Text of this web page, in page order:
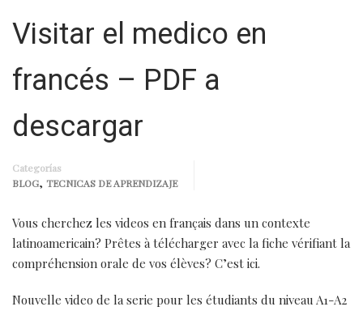
Visitar el medico en
francés – PDF a
descargar
Categorías
BLOG, TECNICAS DE APRENDIZAJE
Vous cherchez les videos en français dans un contexte
latinoamericain? Prêtes à télécharger avec la fiche vérifiant la
compréhension orale de vos élèves? C’est ici.
Nouvelle video de la serie pour les étudiants du niveau A1-A2